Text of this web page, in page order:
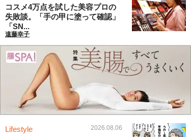
コスメ4万点を試した美容プロの
失敗談。「手の甲に塗って確認」
「SN...
遠藤幸子
Lifestyle 2026.08.06